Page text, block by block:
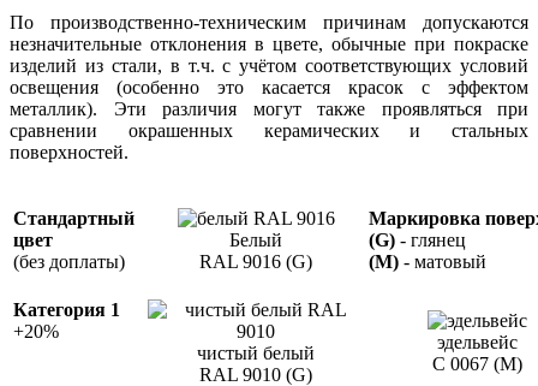
По производственно-техническим причинам допускаются
незначительные отклонения в цвете, обычные при покраске
изделий из стали, в т.ч. с учётом соответствующих условий
освещения (особенно это касается красок с эффектом
металлик). Эти различия могут также проявляться при
сравнении окрашенных керамических и стальных
поверхностей.
Стандартный
цвет
(без доплаты)
Белый
RAL 9016 (G)
Маркировка
(G) - глянец
(M) - матовый
Категория 1
+20%
чистый белый
RAL 9010 (G)
эдельвейс
C 0067 (M)